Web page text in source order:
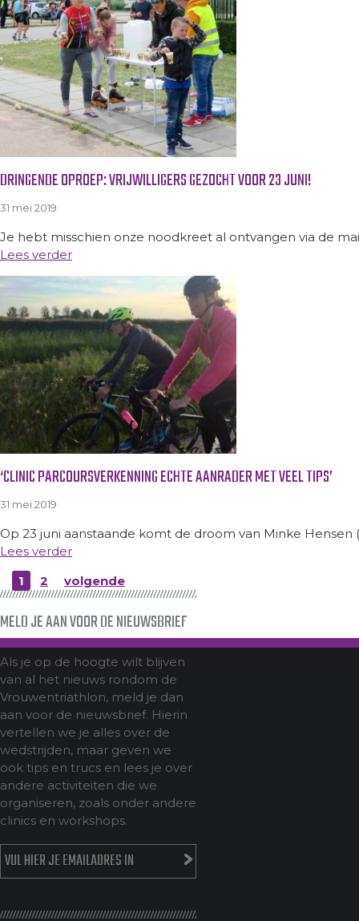
DRINGENDE OPROEP: VRIJWILLIGERS GEZOCHT VOOR 23 JUNI!
31 mei 2019
Je hebt misschien onze noodkreet al ontvangen via de
Lees verder
‘CLINIC PARCOURSVERKENNING ECHTE AANRADER MET VEEL TIPS’
31 mei 2019
Op 23 juni aanstaande komt de droom van Minke Hensen
Lees verder
1
2 volgende
MELD JE AAN VOOR DE NIEUWSBRIEF
Als je op de hoogte wilt blijven
van al het nieuws rondom de
Vrouwentriathlon, meld je dan
aan voor de nieuwsbrief. Hierin
vertellen we je alles over de
wedstrijden, maar geven we
ook tips en trucs en lees je over
andere activiteiten die we
organiseren, zoals onder andere
clinics en workshops.